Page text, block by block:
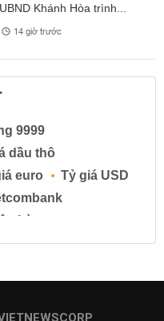
Khánh Hòa trình...
14 giờ trước
9999
dầu thô
euro
Tỷ giá USD
hàng
tiền gửi